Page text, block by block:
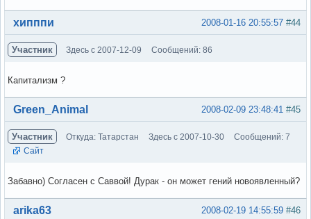
Вне форума #44
2008-01-16 20:55:57
хипппи
Участник Здесь с 2007-12-09 Сообщений: 86
Капитализм ?
Вне форума #45
2008-02-09 23:48:41
Green_Animal
Участник Откуда: Татарстан Здесь с 2007-10-30
Сообщений: 7
Сайт
Забавно) Согласен с Саввой! Дурак - он может гений новоявленный?
Вне форума #46
2008-02-19 14:55:59
arika63